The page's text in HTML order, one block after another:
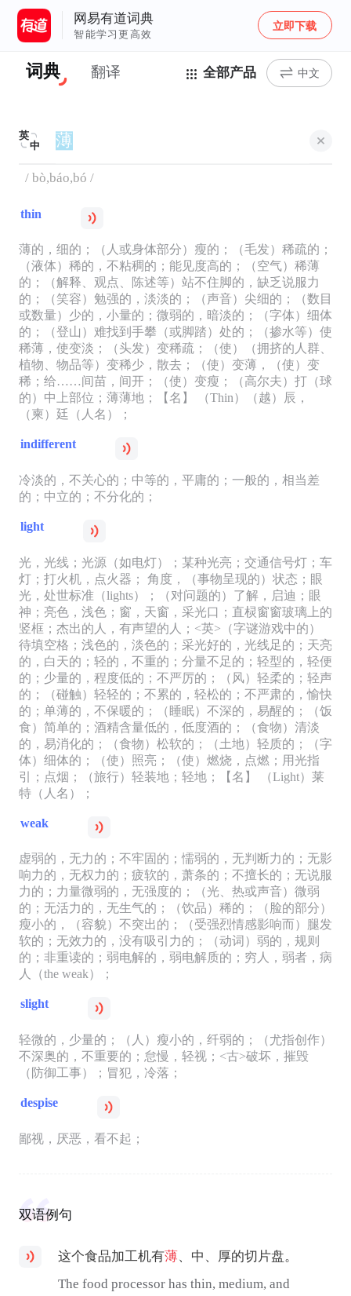
网易有道词典
智能学习更高效
立即下载
词典 翻译 全部产品 中文
英
中
/ bò,báo,bó /
thin
薄的，细的；（人或身体部分）瘦的；（毛发）稀疏的；
（液体）稀的，不粘稠的；能见度高的；（空气）稀薄
的；（解释、观点、陈述等）站不住脚的，缺乏说服力
的；（笑容）勉强的，淡淡的；（声音）尖细的；（数目
或数量）少的，小量的；微弱的，暗淡的；（字体）细体
的；（登山）难找到手攀（或脚踏）处的；（掺水等）使
稀薄，使变淡；（头发）变稀疏；（使）（拥挤的人群、
植物、物品等）变稀少，散去；（使）变薄，（使）变
稀；给……间苗，间开；（使）变瘦；（高尔夫）打（球
的）中上部位；薄薄地；【名】 （Thin）（越）辰，
（柬）廷（人名）；
indifferent
冷淡的，不关心的；中等的，平庸的；一般的，相当差
的；中立的；不分化的；
light
光，光线；光源（如电灯）；某种光亮；交通信号灯；车
灯；打火机，点火器； 角度，（事物呈现的）状态；眼
光，处世标准（lights）；（对问题的）了解，启迪；眼
神；亮色，浅色；窗，天窗，采光口；直棂窗窗玻璃上的
竖框；杰出的人，有声望的人；<英>（字谜游戏中的）
待填空格；浅色的，淡色的；采光好的，光线足的；天亮
的，白天的；轻的，不重的；分量不足的；轻型的，轻便
的；少量的，程度低的；不严厉的；（风）轻柔的；轻声
的；（碰触）轻轻的；不累的，轻松的；不严肃的，愉快
的；单薄的，不保暖的；（睡眠）不深的，易醒的；（饭
食）简单的；酒精含量低的，低度酒的；（食物）清淡
的，易消化的；（食物）松软的；（土地）轻质的；（字
体）细体的；（使）照亮；（使）燃烧，点燃；用光指
引；点烟；（旅行）轻装地；轻地；【名】 （Light）莱
特（人名）；
weak
虚弱的，无力的；不牢固的；懦弱的，无判断力的；无影
响力的，无权力的；疲软的，萧条的；不擅长的；无说服
力的；力量微弱的，无强度的；（光、热或声音）微弱
的；无活力的，无生气的；（饮品）稀的；（脸的部分）
瘦小的，（容貌）不突出的；（受强烈情感影响而）腿发
软的；无效力的，没有吸引力的；（动词）弱的，规则
的；非重读的；弱电解的，弱电解质的；穷人，弱者，病
人（the weak）；
slight
轻微的，少量的；（人）瘦小的，纤弱的；（尤指创作）
不深奥的，不重要的；怠慢，轻视；<古>破坏，摧毁
（防御工事）；冒犯，冷落；
despise
鄙视，厌恶，看不起；
双语例句
这个食品加工机有薄、中、厚的切片盘。
The food processor has thin, medium, and